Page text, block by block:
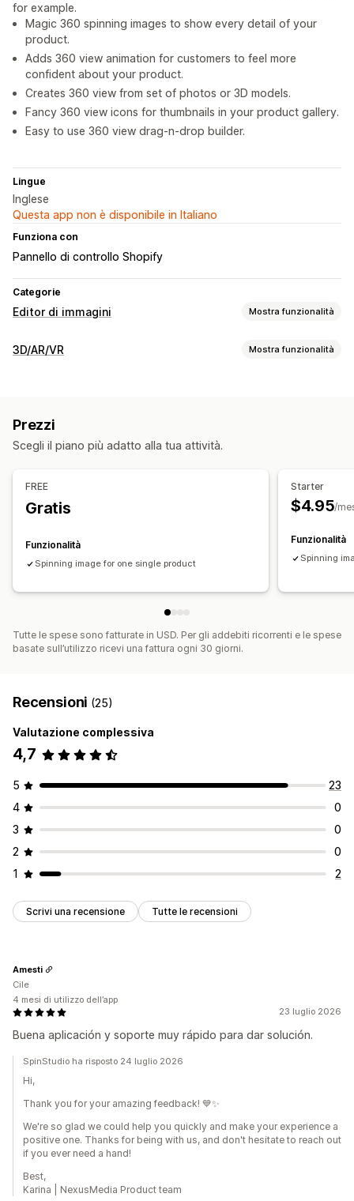
for example.
Magic 360 spinning images to show every detail of your
product.
Adds 360 view animation for customers to feel more
confident about your product.
Creates 360 view from set of photos or 3D models.
Fancy 360 view icons for thumbnails in your product gallery.
Easy to use 360 view drag-n-drop builder.
Lingue
Inglese
Questa app non è disponibile in Italiano
Funziona con
Pannello di controllo Shopify
Categorie
Editor di immagini Mostra funzionalità
Ottimizzazione delle immagini
Caricamento di file
3D/AR/VR Mostra funzionalità
Visualizzatore incorporato
Prezzi
Scegli il piano più adatto alla tua attività.
FREE
Gratis
Funzionalità
Spinning image for one single product
Starter
$4.95/
Funzionalità
Spinning
Tutte le spese sono fatturate in USD. Per gli addebiti ricorrenti e le spese
basate sull’utilizzo ricevi una fattura ogni 30 giorni.
Recensioni (25)
Valutazione complessiva
4,7
5
23
4
0
3
0
2
0
1
2
Scrivi una recensione Tutte le recensioni
23 luglio 2026
Buena aplicación y soporte muy rápido para dar solución.
Amesti
Cile
4 mesi di utilizzo dell’app
SpinStudio ha risposto 24 luglio 2026
Hi,
Thank you for your amazing feedback! 💙✨
We're so glad we could help you quickly and make your experience a
positive one. Thanks for being with us, and don't hesitate to reach out
if you ever need a hand!
Best,
Karina | NexusMedia Product team